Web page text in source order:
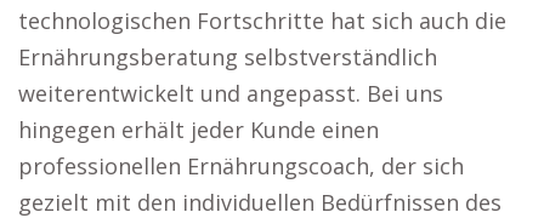
technologischen Fortschritte hat sich auch die
Ernährungsberatung selbstverständlich
weiterentwickelt und angepasst. Bei uns
hingegen erhält jeder Kunde einen
professionellen Ernährungscoach, der sich
gezielt mit den individuellen Bedürfnissen des